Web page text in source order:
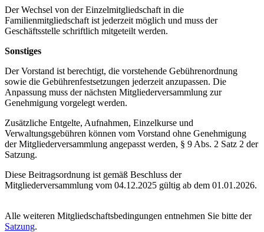
Der Wechsel von der Einzelmitgliedschaft in die
Familienmitgliedschaft ist jederzeit möglich und muss der
Geschäftsstelle schriftlich mitgeteilt werden.
Sonstiges
Der Vorstand ist berechtigt, die vorstehende Gebührenordnung
sowie die Gebührenfestsetzungen jederzeit anzupassen. Die
Anpassung muss der nächsten Mitgliederversammlung zur
Genehmigung vorgelegt werden.
Zusätzliche Entgelte, Aufnahmen, Einzelkurse und
Verwaltungsgebühren können vom Vorstand ohne Genehmigung
der Mitgliederversammlung angepasst werden, § 9 Abs. 2 Satz 2 der
Satzung.
Diese Beitragsordnung ist gemäß Beschluss der
Mitgliederversammlung vom 04.12.2025 gültig ab dem 01.01.2026.
Alle weiteren Mitgliedschaftsbedingungen entnehmen Sie bitte der
Satzung.